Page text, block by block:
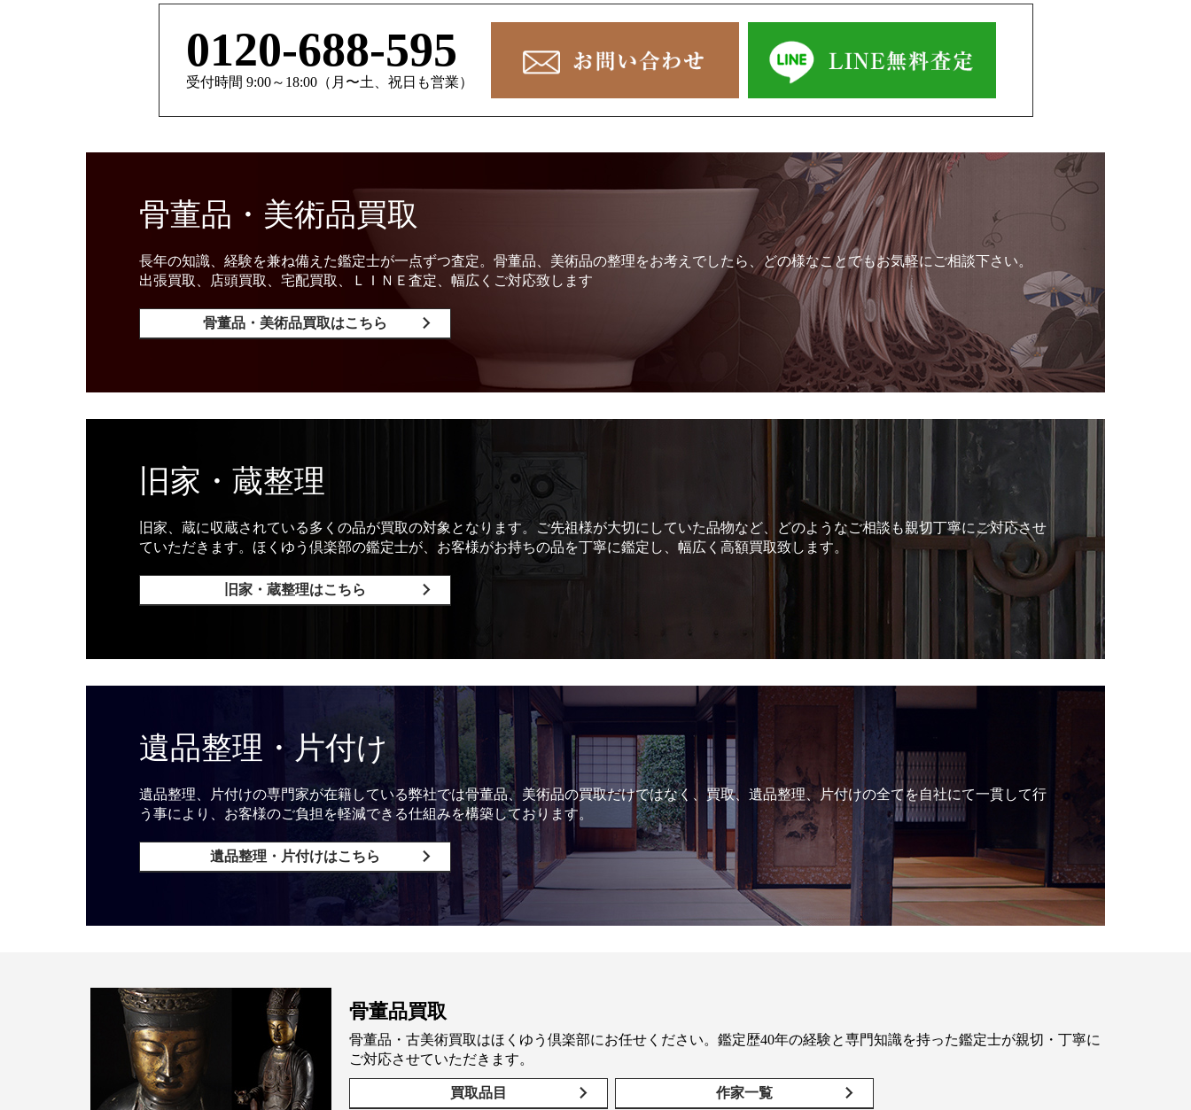
0120-688-595
受付時間 9:00～18:00（月〜土、祝日も営業）
骨董品・美術品買取
長年の知識、経験を兼ね備えた鑑定士が一点ずつ査定。骨董品、美術品の整理をお考えでしたら、どの様なことでもお気軽にご相談下さい。
出張買取、店頭買取、宅配買取、ＬＩＮＥ査定、幅広くご対応致します
骨董品・美術品買取はこちら
旧家・蔵整理
旧家、蔵に収蔵されている多くの品が買取の対象となります。ご先祖様が大切にしていた品物など、どのようなご相談も親切丁寧にご対応させ
ていただきます。ほくゆう倶楽部の鑑定士が、お客様がお持ちの品を丁寧に鑑定し、幅広く高額買取致します。
旧家・蔵整理はこちら
遺品整理・片付け
遺品整理、片付けの専門家が在籍している弊社では骨董品、美術品の買取だけではなく、買取、遺品整理、片付けの全てを自社にて一貫して行
う事により、お客様のご負担を軽減できる仕組みを構築しております。
遺品整理・片付けはこちら
骨董品買取
骨董品・古美術買取はほくゆう倶楽部にお任せください。鑑定歴40年の経験と専門知識を持った鑑定士が親切・丁寧に
ご対応させていただきます。
買取品目 作家一覧